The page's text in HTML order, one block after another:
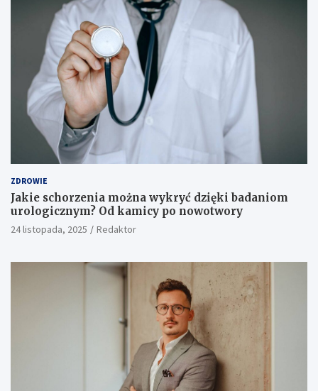
ZDROWIE
Jakie schorzenia można wykryć dzięki badaniom
urologicznym? Od kamicy po nowotwory
24 listopada, 2025 Redaktor